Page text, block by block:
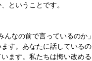
ということです。
なの前で言っているのか」
す。あなたに話しているの
ます。私たちは悔い改める